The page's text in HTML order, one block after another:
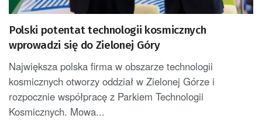
Polski potentat technologii kosmicznych
wprowadzi się do Zielonej Góry
Największa polska firma w obszarze technologii
kosmicznych otworzy oddział w Zielonej Górze i
rozpocznie współpracę z Parkiem Technologii
Kosmicznych. Mowa...